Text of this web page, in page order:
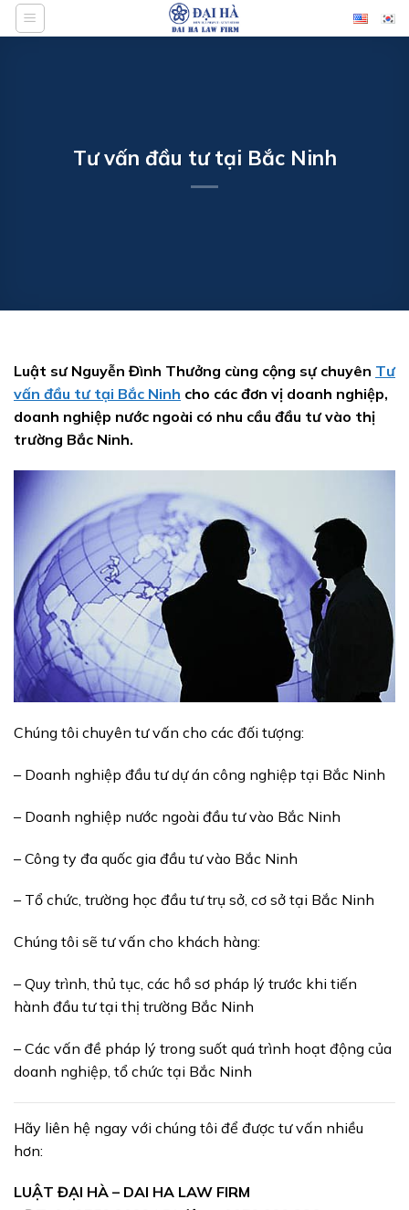
Bỏ
qua
Tư vấn đầu tư tại Bắc Ninh
Luật sư Nguyễn Đình Thưởng cùng cộng sự chuyên Tư
vấn đầu tư tại Bắc Ninh cho các đơn vị doanh nghiệp,
doanh nghiệp nước ngoài có nhu cầu đầu tư vào thị
trường Bắc Ninh.
Chúng tôi chuyên tư vấn cho các đối tượng:
– Doanh nghiệp đầu tư dự án công nghiệp tại Bắc Ninh
– Doanh nghiệp nước ngoài đầu tư vào Bắc Ninh
– Công ty đa quốc gia đầu tư vào Bắc Ninh
– Tổ chức, trường học đầu tư trụ sở, cơ sở tại Bắc Ninh
Chúng tôi sẽ tư vấn cho khách hàng:
– Quy trình, thủ tục, các hồ sơ pháp lý trước khi tiến
hành đầu tư tại thị trường Bắc Ninh
– Các vấn đề pháp lý trong suốt quá trình hoạt động của
doanh nghiệp, tổ chức tại Bắc Ninh
Hãy liên hệ ngay với chúng tôi để được tư vấn nhiều
hơn:
LUẬT ĐẠI HÀ – DAI HA LAW FIRM